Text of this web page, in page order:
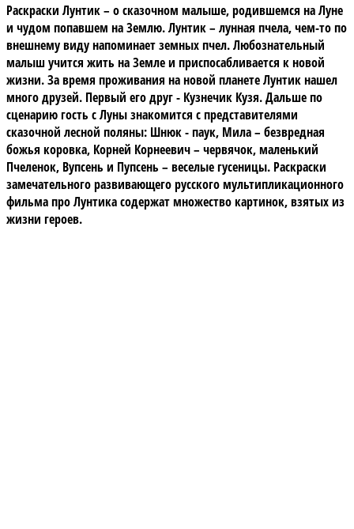
Раскраски Лунтик – о сказочном малыше, родившемся на Луне
и чудом попавшем на Землю. Лунтик – лунная пчела, чем-то по
внешнему виду напоминает земных пчел. Любознательный
малыш учится жить на Земле и приспосабливается к новой
жизни. За время проживания на новой планете Лунтик нашел
много друзей. Первый его друг - Кузнечик Кузя. Дальше по
сценарию гость с Луны знакомится с представителями
сказочной лесной поляны: Шнюк - паук, Мила – безвредная
божья коровка, Корней Корнеевич – червячок, маленький
Пчеленок, Вупсень и Пупсень – веселые гусеницы. Раскраски
замечательного развивающего русского мультипликационного
фильма про Лунтика содержат множество картинок, взятых из
жизни героев.